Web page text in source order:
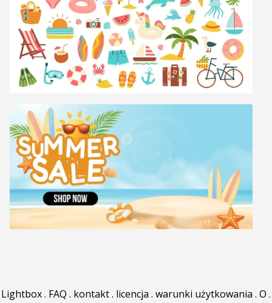
Lightbox. FAQ . kontakt. licencja . warunki użytkowania . O .